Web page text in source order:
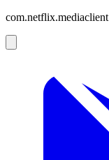
com.netflix.mediaclient